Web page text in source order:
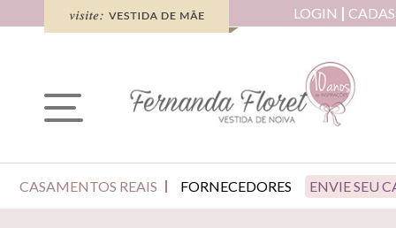
LOGIN
CASAMENTOS REAIS FORNECEDORES ENVIE SEU